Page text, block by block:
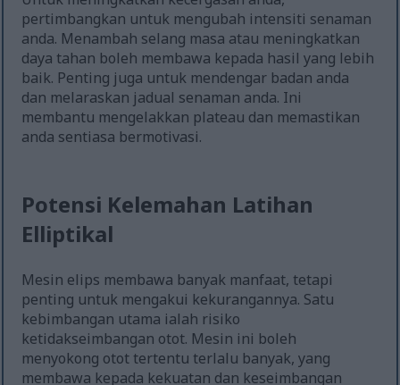
pertimbangkan untuk mengubah intensiti senaman
anda. Menambah selang masa atau meningkatkan
daya tahan boleh membawa kepada hasil yang lebih
baik. Penting juga untuk mendengar badan anda
dan melaraskan jadual senaman anda. Ini
membantu mengelakkan plateau dan memastikan
anda sentiasa bermotivasi.
Potensi Kelemahan Latihan
Elliptikal
Mesin elips membawa banyak manfaat, tetapi
penting untuk mengakui kekurangannya. Satu
kebimbangan utama ialah risiko
ketidakseimbangan otot. Mesin ini boleh
menyokong otot tertentu terlalu banyak, yang
membawa kepada kekuatan dan keseimbangan